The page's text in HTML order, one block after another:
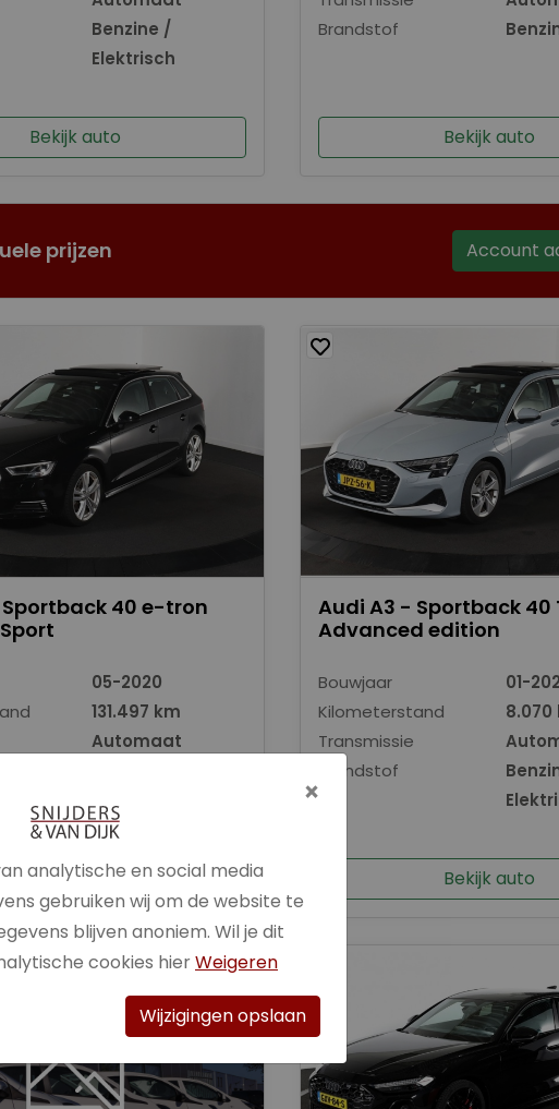
Benzine /
Elektrisch
Bekijk auto
Brandstof
Bekijk auto
prijzen Account
40 e-tron
05-2020
131.497 km
Automaat
Elektrisch
Bekijk auto
Audi A3 - Sportback 40
Advanced edition
Bouwjaar
01-
Kilometerstand
8.070
Transmissie
Brandstof
Bekijk auto
×
analytische en social media
gebruiken wij om de website te
blijven anoniem. Wil je dit
cookies hierWeigeren
Wijzigingen opslaan